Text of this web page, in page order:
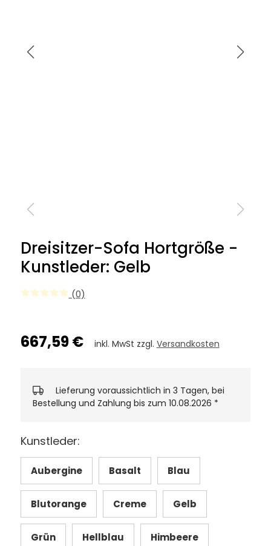
Dreisitzer-Sofa Hortgröße -
Kunstleder: Gelb
(0)
667,59 € inkl. MwSt zzgl. Versandkosten
Lieferung voraussichtlich in 3 Tagen, bei
Bestellung und Zahlung bis zum 10.08.2026 *
Kunstleder:
Aubergine Basalt Blau
Blutorange Creme Gelb
Grün Hellblau Himbeere